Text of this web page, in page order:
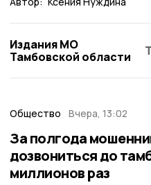
Издания МО
Тамбовской области
Общество Вчера, 13:02
За полгода
дозвониться до
миллионов раз